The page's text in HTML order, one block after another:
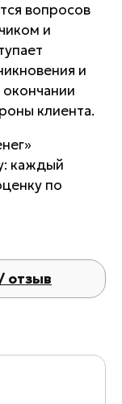
вопросов
и
и
клиента.
каждый
по
отзыв